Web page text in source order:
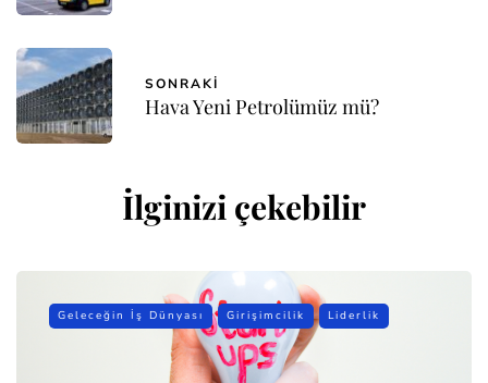
SONRAKI
Hava Yeni Petrolümüz mü?
İlginizi çekebilir
Geleceğin İş Dünyası Girişimcilik Liderlik